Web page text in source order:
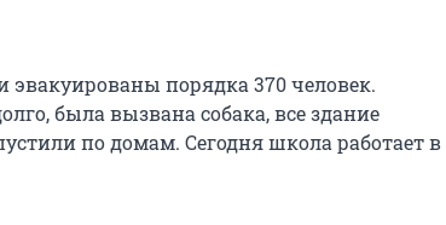
порядка 370 человек.
была вызвана собака, все здание
по домам. Сегодня школа работает в